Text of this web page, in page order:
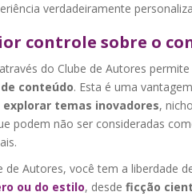
verdadeiramente
controle sobre o
do Clube de Autores
conteúdo. Esta é uma
explorar temas inovadores,
podem não ser consideradas
de Autores, você tem a liberdade
ou do estilo, desde ficção